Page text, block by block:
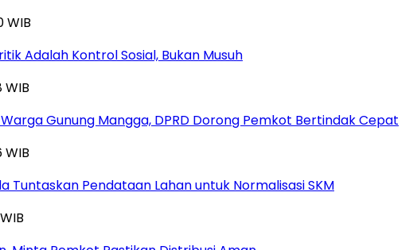
WIB
Adalah Kontrol Sosial, Bukan Musuh
Gunung Mangga, DPRD Dorong Pemkot Bertindak Cepat
Tuntaskan Pendataan Lahan untuk Normalisasi SKM